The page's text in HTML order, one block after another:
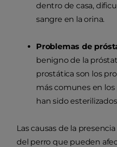
dentro de casa,
sangre en la orina.
Problemas de
benigno de la
prostática son los
más comunes en
han sido
Las causas de la
del perro que pueden